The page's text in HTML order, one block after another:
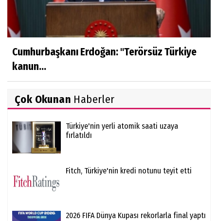
Cumhurbaşkanı Erdoğan: ''Terörsüz Türkiye
kanun...
Çok Okunan Haberler
Türkiye'nin yerli atomik saati uzaya
fırlatıldı
Fitch, Türkiye'nin kredi notunu teyit etti
2026 FIFA Dünya Kupası rekorlarla final yaptı